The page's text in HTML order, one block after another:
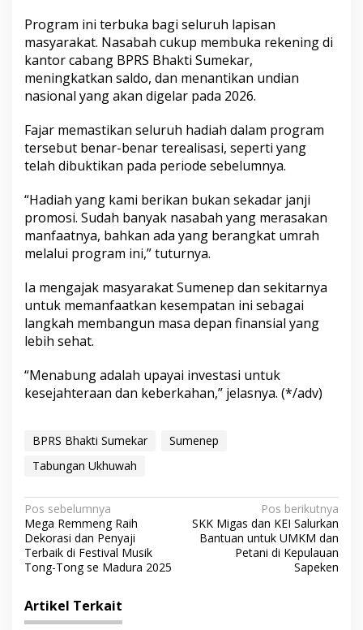
a
t
Program ini terbuka bagi seluruh lapisan
masyarakat. Nasabah cukup membuka rekening di
kantor cabang BPRS Bhakti Sumekar,
meningkatkan saldo, dan menantikan undian
nasional yang akan digelar pada 2026.
Fajar memastikan seluruh hadiah dalam program
tersebut benar-benar terealisasi, seperti yang
telah dibuktikan pada periode sebelumnya.
“Hadiah yang kami berikan bukan sekadar janji
promosi. Sudah banyak nasabah yang merasakan
manfaatnya, bahkan ada yang berangkat umrah
melalui program ini,” tuturnya.
Ia mengajak masyarakat Sumenep dan sekitarnya
untuk memanfaatkan kesempatan ini sebagai
langkah membangun masa depan finansial yang
lebih sehat.
“Menabung adalah upayai investasi untuk
kesejahteraan dan keberkahan,” jelasnya. (*/adv)
BPRS Bhakti Sumekar
Sumenep
Tabungan Ukhuwah
N
a
v
i
g
Pos sebelumnya
Mega Remmeng Raih
Dekorasi dan Penyaji
Terbaik di Festival Musik
Tong-Tong se Madura 2025
Pos berikutnya
SKK Migas dan KEI Salurkan
Bantuan untuk UMKM dan
Petani di Kepulauan
Sapeken
Artikel Terkait